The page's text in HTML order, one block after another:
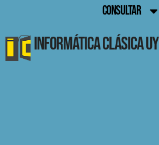
CONSULTAR
Informática Clásica UY